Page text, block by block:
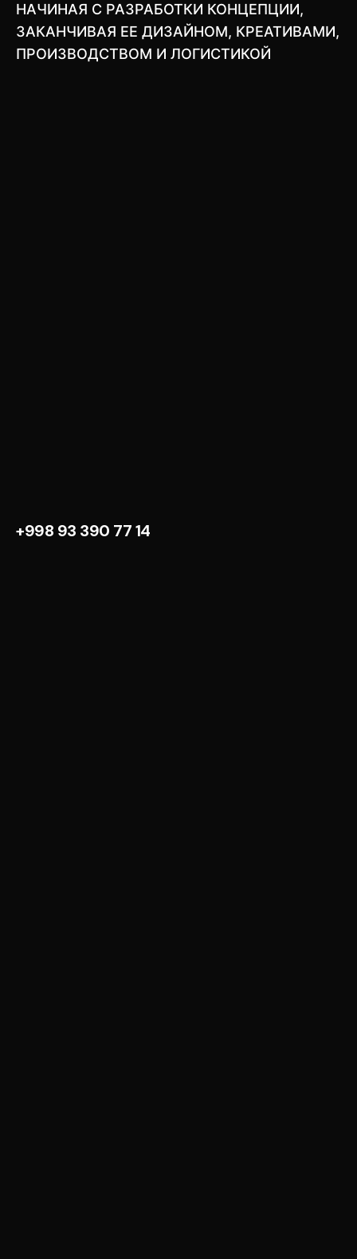
НАЧИНАЯ С РАЗРАБОТКИ КОНЦЕПЦИИ,
ЗАКАНЧИВАЯ ЕЕ ДИЗАЙНОМ, КРЕАТИВАМИ,
ПРОИЗВОДСТВОМ И ЛОГИСТИКОЙ
+998 93 390 77 14